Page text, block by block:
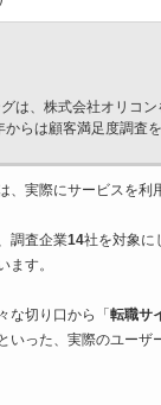
は、株式会社オリコ
らは顧客満足度調査を
、実際にサービスを利
調査企業14社を対象に
ます。
な切り口から「 転職サ
いった、実際のユーザ